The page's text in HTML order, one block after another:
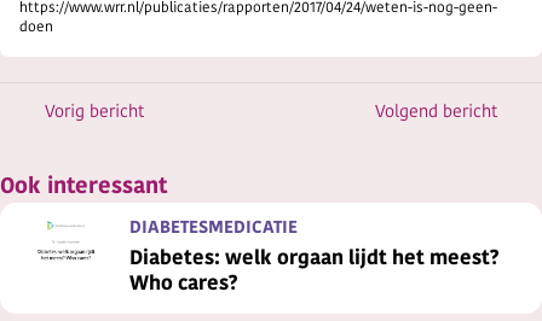
https://www.wrr.nl/publicaties/rapporten/2017/04/24/weten-is-nog-geen-
doen
Vorig bericht Volgend bericht
Ook interessant
Diabetes: welk orgaan lijdt het meest?
Who cares?
DIABETESMEDICATIE